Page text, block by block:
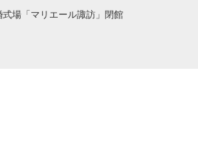
式場「マリエール諏訪」閉館